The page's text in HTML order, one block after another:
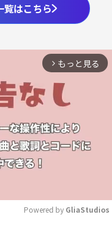
覧はこちら
arrow_forward_ios もっと見る
Powered by GliaStudios